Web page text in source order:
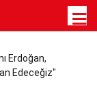
Erdoğan,
Edeceğiz"